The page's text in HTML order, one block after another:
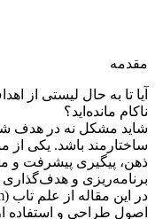
مقدمه
آیا تا به حال لیستی از
ناکام مانده‌اید؟
شاید مشکل نه در هدف
ساختارمند باشد. یکی از
ذهن، پیگیری پیشرفت و
برنامه‌ریزی و
اصول طراحی و استفاده